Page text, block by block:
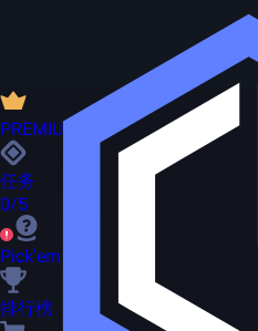
PREMIUM
任务
0/5
Pick'em
排行榜